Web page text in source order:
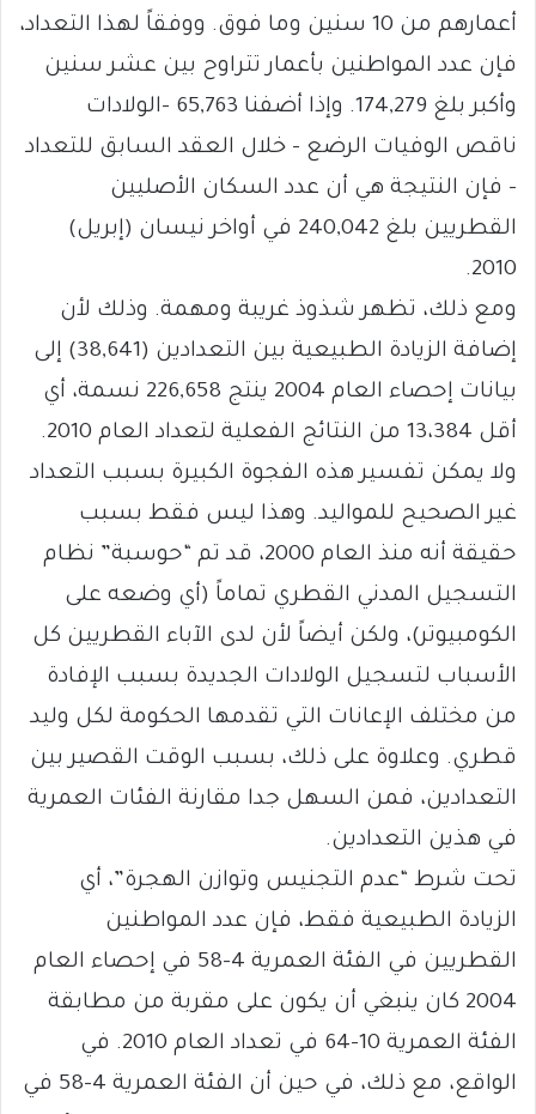
أعمارهم من 10 سنين وما فوق. ووفقاً لهذا التعداد،
فإن عدد المواطنين بأعمار تتراوح بين عشر سنين
وأكبر بلغ 174,279. وإذا أضفنا 65,763 –الولادات
ناقص الوفيات الرضع – خلال العقد السابق للتعداد
– فإن النتيجة هي أن عدد السكان الأصليين
القطريين بلغ 240,042 في أواخر نيسان (إبريل)
2010.
ومع ذلك، تظهر شذوذ غريبة ومهمة. وذلك لأن
إضافة الزيادة الطبيعية بين التعدادين (38,641) إلى
بيانات إحصاء العام 2004 ينتج 226,658 نسمة، أي
أقل 13،384 من النتائج الفعلية لتعداد العام 2010.
ولا يمكن تفسير هذه الفجوة الكبيرة بسبب التعداد
غير الصحيح للمواليد. وهذا ليس فقط بسبب
حقيقة أنه منذ العام 2000، قد تم “حوسبة” نظام
التسجيل المدني القطري تماماً (أي وضعه على
الكومبيوتر)، ولكن أيضاً لأن لدى الآباء القطريين كل
الأسباب لتسجيل الولادات الجديدة بسبب الإفادة
من مختلف الإعانات التي تقدمها الحكومة لكل وليد
قطري. وعلاوة على ذلك، بسبب الوقت القصير بين
التعدادين، فمن السهل جدا مقارنة الفئات العمرية
في هذين التعدادين.
تحت شرط “عدم التجنيس وتوازن الهجرة”، أي
الزيادة الطبيعية فقط، فإن عدد المواطنين
القطريين في الفئة العمرية 4-58 في إحصاء العام
2004 كان ينبغي أن يكون على مقربة من مطابقة
الفئة العمرية 10-64 في تعداد العام 2010. في
الواقع، مع ذلك، في حين أن الفئة العمرية 4-58 في